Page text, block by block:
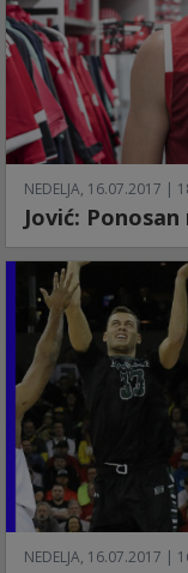
NEDELJA, 16.07.2017 |
Jović:
NEDELJA, 16.07.2017 |